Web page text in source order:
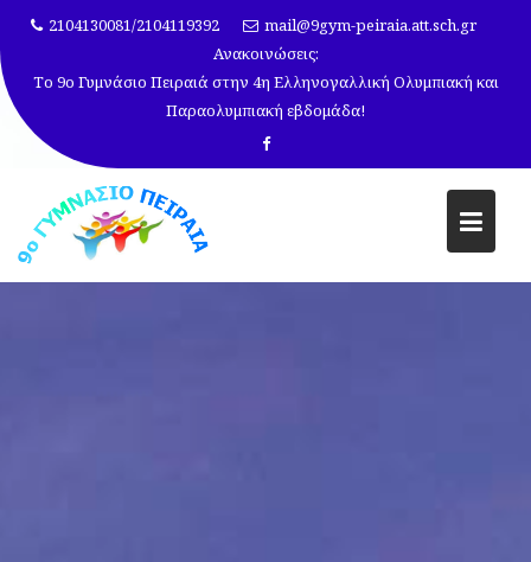
περιεχόμενο
2104130081/2104119392
mail@9gym-peiraia.att.sch.gr
Ανακοινώσεις:
Το 9ο Γυμνάσιο Πειραιά στην 4η Ελληνογαλλική Ολυμπιακή και
Παραολυμπιακή εβδομάδα!